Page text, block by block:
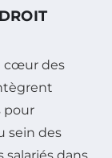
cœur des
pour
sein des